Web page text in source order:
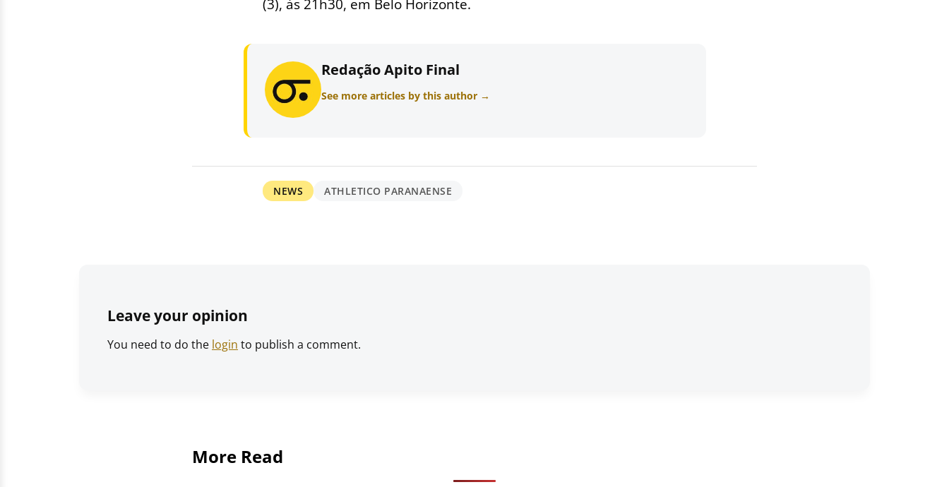
(3), às 21h30, em Belo Horizonte.
Redação Apito Final
See more articles by this author →
NEWS ATHLETICO PARANAENSE
Leave your opinion
You need to do the login to publish a comment.
More Read